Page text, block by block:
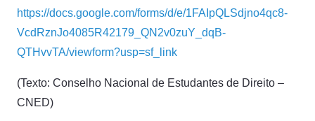
https://docs.google.com/forms/d/e/1FAIpQLSdjno4qc8-
VcdRznJo4085R42179_QN2v0zuY_dqB-
QTHvvTA/viewform?usp=sf_link
(Texto: Conselho Nacional de Estudantes de Direito –
CNED)